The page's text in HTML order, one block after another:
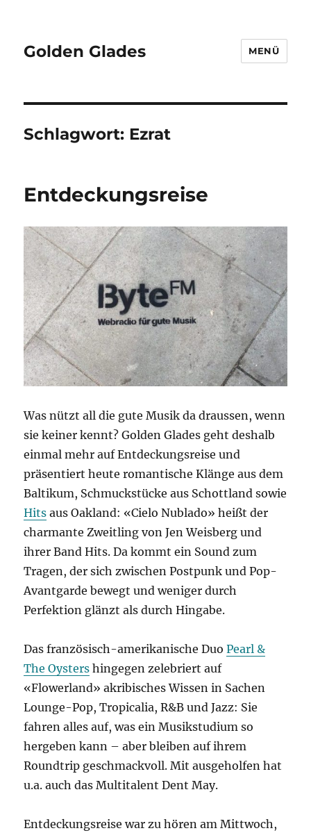
Golden Glades MENÜ
Schlagwort: Ezrat
Entdeckungsreise
Was nützt all die gute Musik da draussen, wenn
sie keiner kennt? Golden Glades geht deshalb
einmal mehr auf Entdeckungsreise und
präsentiert heute romantische Klänge aus dem
Baltikum, Schmuckstücke aus Schottland sowie
Hits aus Oakland: «Cielo Nublado» heißt der
charmante Zweitling von Jen Weisberg und
ihrer Band Hits. Da kommt ein Sound zum
Tragen, der sich zwischen Postpunk und Pop-
Avantgarde bewegt und weniger durch
Perfektion glänzt als durch Hingabe.
Das französisch-amerikanische DuoPearl &
The Oysters hingegen zelebriert auf
«Flowerland» akribisches Wissen in Sachen
Lounge-Pop, Tropicalia, R&B und Jazz: Sie
fahren alles auf, was ein Musikstudium so
hergeben kann – aber bleiben auf ihrem
Roundtrip geschmackvoll. Mit ausgeholfen hat
u.a. auch das Multitalent Dent May.
Entdeckungsreise war zu hören am Mittwoch,